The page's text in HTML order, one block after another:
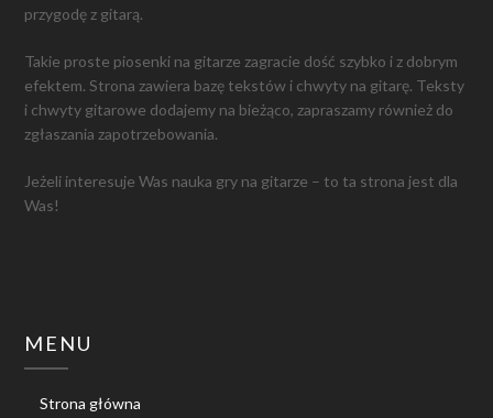
przygodę z gitarą.
Takie proste piosenki na gitarze zagracie dość szybko i z dobrym
efektem. Strona zawiera bazę tekstów i chwyty na gitarę. Teksty
i chwyty gitarowe dodajemy na bieżąco, zapraszamy również do
zgłaszania zapotrzebowania.
Jeżeli interesuje Was nauka gry na gitarze – to ta strona jest dla
Was!
MENU
Strona główna